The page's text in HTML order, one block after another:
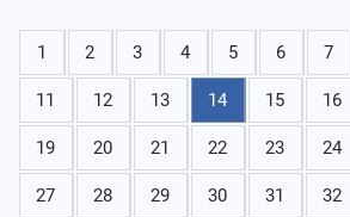
1 2 3 4 5 6 7
11 12 13 14 15 16
19 20 21 22 23 24
27 28 29 30 31 32